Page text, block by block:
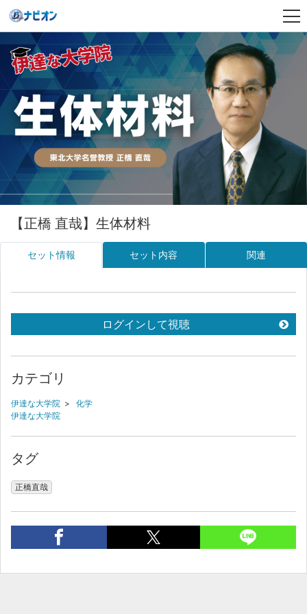
【正橋 直哉】生体材料
セット情報 セット内容 関連
ログインして視聴
カテゴリ
伊達な大学院 > 化学
伊達な大学院
タグ
正橋直哉